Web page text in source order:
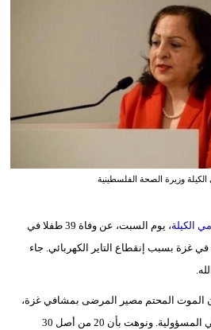
إعلام
أزياء
إسلامية
وتكنولوجيا
الكيلة وزيرة الصحة الفلسطينية
الكيلة
، يوم السبت، عن وفاة 39 طفلا في
غزة بسبب إنقطاع التاير الكهربائي. جاء
الموت المحتم مصير المرضى بمشافي غزة،
محملة إسرائيل والمجمتع الدولي المسؤولية. ونوهت بأن 20 من أصل 30